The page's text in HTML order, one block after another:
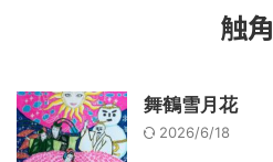
触角
舞鶴雪月花
2026/6/18